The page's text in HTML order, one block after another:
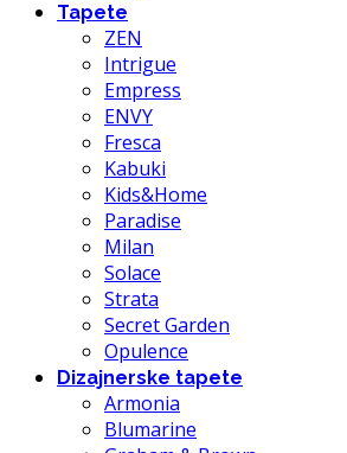
Tapete
ZEN
Intrigue
Empress
ENVY
Fresca
Kabuki
Kids&Home
Paradise
Milan
Solace
Strata
Secret Garden
Opulence
Dizajnerske tapete
Armonia
Blumarine